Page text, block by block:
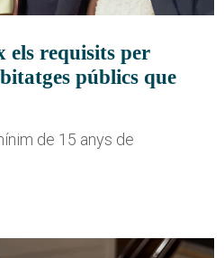
els requisits per
públics que
de 15 anys de